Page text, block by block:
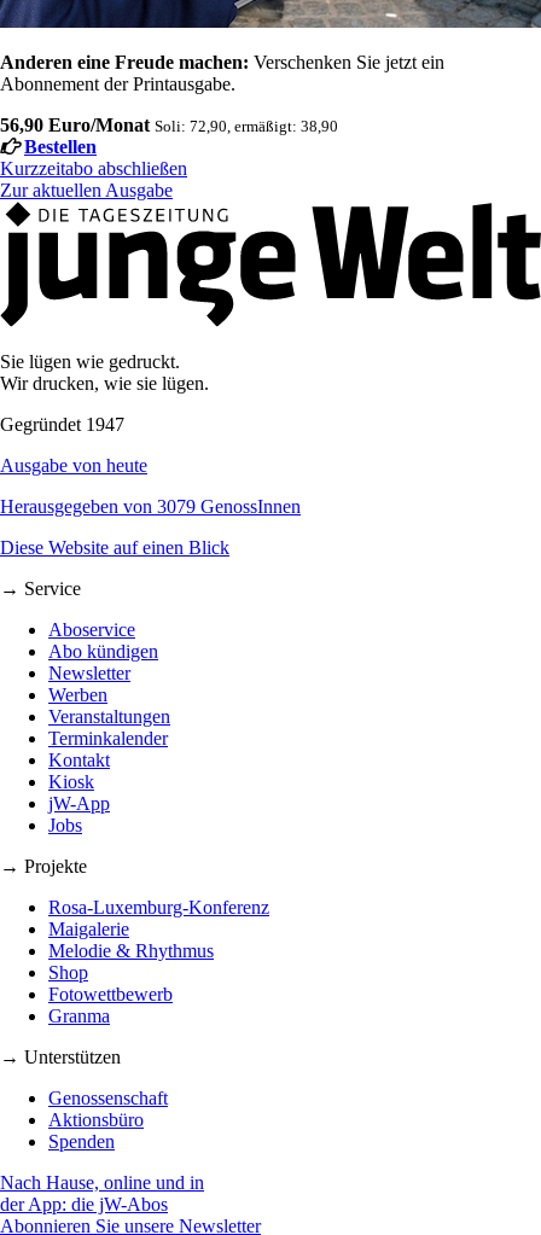
Anderen eine Freude machen: Verschenken Sie jetzt ein
Abonnement der Printausgabe.
56,90 Euro/Monat Soli: 72,90, ermäßigt: 38,90
Bestellen
Kurzzeitabo abschließen
Zur aktuellen Ausgabe
Sie lügen wie gedruckt.
Wir drucken, wie sie lügen.
Gegründet 1947
Ausgabe von heute
Herausgegeben von 3079 GenossInnen
Diese Website auf einen Blick
→ Service
Aboservice
Abo kündigen
Newsletter
Werben
Veranstaltungen
Terminkalender
Kontakt
Kiosk
jW-App
Jobs
→ Projekte
Rosa-Luxemburg-Konferenz
Maigalerie
Melodie & Rhythmus
Shop
Fotowettbewerb
Granma
→ Unterstützen
Genossenschaft
Aktionsbüro
Spenden
Nach Hause, online und in
der App: die jW-Abos
Abonnieren Sie unsere Newsletter